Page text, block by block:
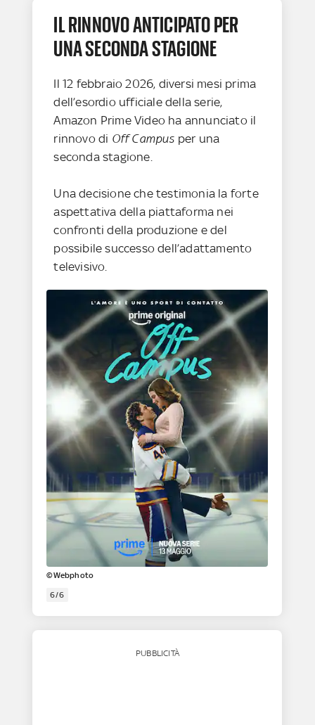
IL RINNOVO ANTICIPATO PER
UNA SECONDA STAGIONE
Il 12 febbraio 2026, diversi mesi prima
dell’esordio ufficiale della serie,
Amazon Prime Video ha annunciato il
rinnovo di Off Campus per una
seconda stagione.
Una decisione che testimonia la forte
aspettativa della piattaforma nei
confronti della produzione e del
possibile successo dell’adattamento
televisivo.
©Webphoto
6/6
PUBBLICITÀ